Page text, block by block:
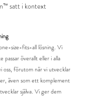
satt i kontext
size-fits-all lösning. Vi
överallt eller i alla
oss, förutom när vi utvecklar
även som ett komplement
själva. Vi ger dem